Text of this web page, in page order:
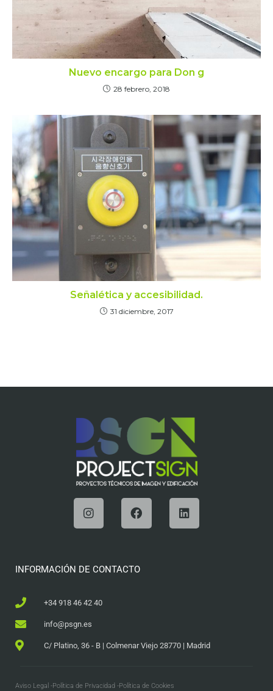
Nuevo encargo para Don g
28 febrero, 2018
Señalética y accesibilidad.
31 diciembre, 2017
INFORMACIÓN DE CONTACTO
+34 918 46 42 40
info@psgn.es
C/ Platino, 36 - B | Colmenar Viejo 28770 | Madrid
Aviso Legal -Política de Privacidad -Política de Cookies